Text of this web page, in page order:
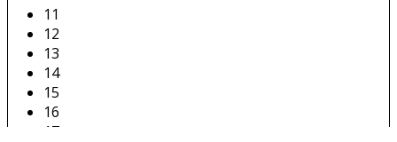
11
12
13
14
15
16
17